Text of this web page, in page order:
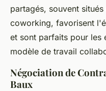
partagés, souvent
coworking, favorisent
et sont parfaits pour les
modèle de travail
Négociation de
Baux